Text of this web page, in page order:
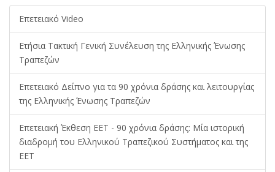
Επετειακό Video
Ετήσια Τακτική Γενική Συνέλευση της Ελληνικής Ένωσης
Τραπεζών
Επετειακό Δείπνο για τα 90 χρόνια δράσης και λειτουργίας
της Ελληνικής Ένωσης Τραπεζών
Επετειακή Έκθεση ΕΕΤ - 90 χρόνια δράσης: Μία ιστορική
διαδρομή του Ελληνικού Τραπεζικού Συστήματος και της
ΕΕΤ